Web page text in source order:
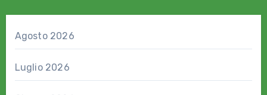
Agosto 2026
Luglio 2026